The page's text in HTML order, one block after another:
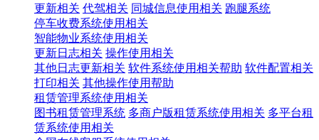
更新相关 代驾相关 同城信息使用相关 跑腿系统
停车收费系统使用相关
智能物业系统使用相关
更新日志相关 操作使用相关
其他日志更新相关 软件系统使用相关帮助 软件配置相关
打印相关 其他操作使用帮助
租赁管理系统使用相关
图书租赁管理系统 多商户版租赁系统使用相关 多平台租
赁系统使用相关